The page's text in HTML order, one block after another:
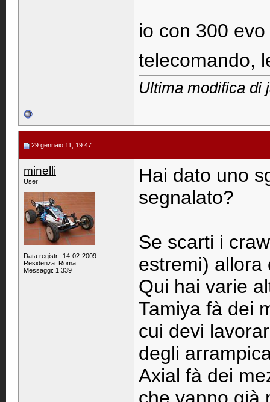
io con 300
telecomando,
Ultima modifica di
29 gennaio 11, 19:47
minelli
User
Data registr.: 14-02-2009
Residenza: Roma
Messaggi: 1.339
Hai dato uno
segnalato?
Se scarti i
estremi) allora
Qui hai varie
Tamiya fà dei
cui devi
degli
Axial fà dei